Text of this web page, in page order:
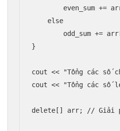
even_sum +=
    else
odd_sum +=
}
cout << "Tổng các số
cout << "Tổng các số
delete[] arr; // Giải